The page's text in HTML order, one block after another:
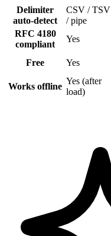
Delimiter
auto-detect
CSV / TSV
/ pipe
RFC 4180
compliant
Yes
Free Yes
Works offline
Yes (after
load)